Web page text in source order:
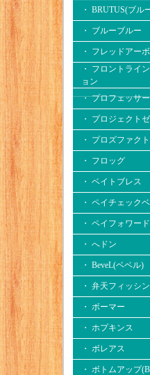
・ BRUTUS(ブル
・ ブルーブルー
・ フレッドアー
・ フロントライ
ョン
・ プロフェッサー
・ プロジェクト
・ プロズファク
・ フロッグ
・ ベイトブレス
・ ペイチェック
・ ペイフォワード
・ へドン
・ BeveL(ベベル)
・ 弁天フィッシ
・ ボーマー
・ ホプキンス
・ ボレアス
・ ボトムアップ